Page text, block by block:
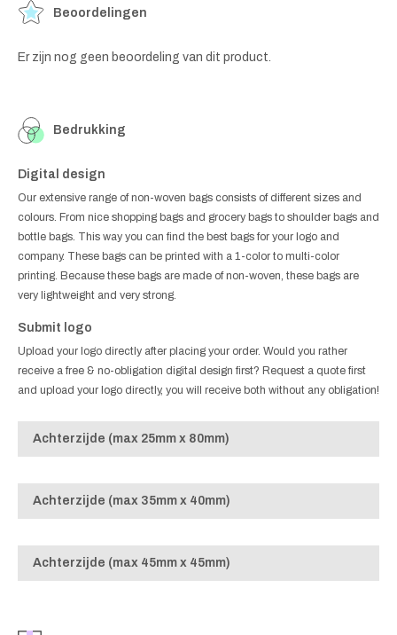
Beoordelingen
Er zijn nog geen beoordeling van dit product.
Bedrukking
Digital design
Our extensive range of non-woven bags consists of different sizes and
colours. From nice shopping bags and grocery bags to shoulder bags and
bottle bags. This way you can find the best bags for your logo and
company. These bags can be printed with a 1-color to multi-color
printing. Because these bags are made of non-woven, these bags are
very lightweight and very strong.
Submit logo
Upload your logo directly after placing your order. Would you rather
receive a free & no-obligation digital design first? Request a quote first
and upload your logo directly, you will receive both without any obligation!
Achterzijde (max 25mm x 80mm)
Achterzijde (max 35mm x 40mm)
Achterzijde (max 45mm x 45mm)